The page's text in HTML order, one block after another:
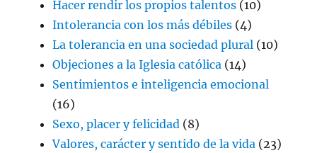
Hacer rendir los propios talentos (10)
Intolerancia con los más débiles (4)
La tolerancia en una sociedad plural (10)
Objeciones a la Iglesia católica (14)
Sentimientos e inteligencia emocional
(16)
Sexo, placer y felicidad (8)
Valores, carácter y sentido de la vida (23)